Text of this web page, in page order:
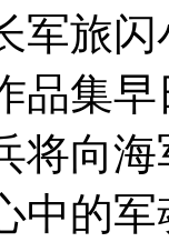
军旅
品集
将向
中的